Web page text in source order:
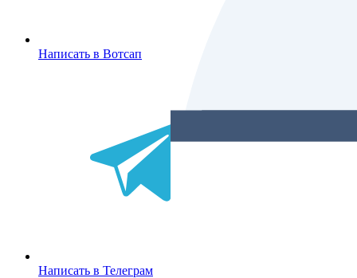
Написать в Вотсап
Написать в Телеграм